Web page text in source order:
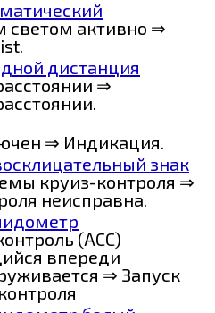
светом активно ⇒
⇒
⇒ Индикация.
круиз-контроля ⇒
неисправна.
(ACC)
впереди
⇒ Запуск